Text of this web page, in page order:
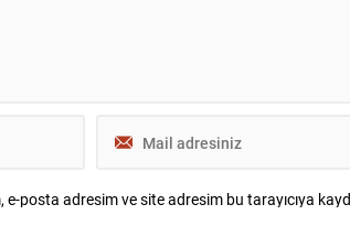
e-posta adresim ve site adresim bu tarayıcıya